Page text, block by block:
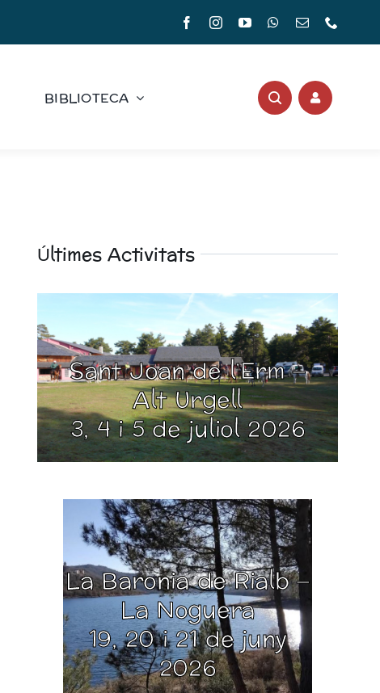
BIBLIOTECA
Últimes Activitats
Sant Joan de l’Erm –
Alt Urgell
3, 4 i 5 de juliol 2026
La Baronia de Rialb –
La Noguera
19, 20 i 21 de juny
2026